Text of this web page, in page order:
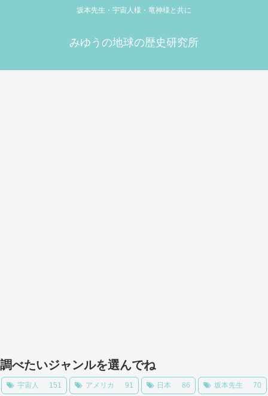
坂本先生・宇宙人様・竜神様と共に
みゆうの地球の歴史研究所
調べたいジャンルを選んでね
宇宙人 151 アメリカ 91 日本 86 坂本先生 70